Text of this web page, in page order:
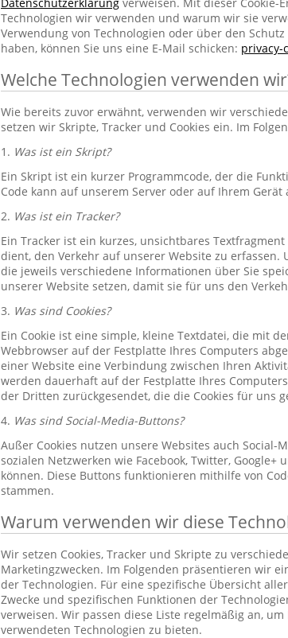
Technologien wir verwenden und warum wir sie
Verwendung von Technologien oder über den
haben, können Sie uns eine E-Mail schicken: privacy-
Welche Technologien verwenden
Wie bereits zuvor erwähnt, verwenden wir
setzen wir Skripte, Tracker und Cookies ein. Im
1. Was ist ein Skript?
Ein Skript ist ein kurzer Programmcode, der die
Code kann auf unserem Server oder auf Ihrem
2. Was ist ein Tracker?
Ein Tracker ist ein kurzes, unsichtbares
dient, den Verkehr auf unserer Website zu erfassen.
die jeweils verschiedene Informationen über Sie
unserer Website setzen, damit sie für uns den
3. Was sind Cookies?
Ein Cookie ist eine simple, kleine Textdatei, die mit
Webbrowser auf der Festplatte Ihres Computers
einer Website eine Verbindung zwischen Ihren
werden dauerhaft auf der Festplatte Ihres
der Dritten zurückgesendet, die die Cookies für uns
4. Was sind Social-Media-Buttons?
Außer Cookies nutzen unsere Websites auch
sozialen Netzwerken wie Facebook, Twitter, Google+
können. Diese Buttons funktionieren mithilfe von
stammen.
Warum verwenden wir diese
Wir setzen Cookies, Tracker und Skripte zu
Marketingzwecken. Im Folgenden präsentieren wir
der Technologien. Für eine spezifische Übersicht
Zwecke und spezifischen Funktionen der
verweisen. Wir passen diese Liste regelmäßig an,
verwendeten Technologien zu bieten.